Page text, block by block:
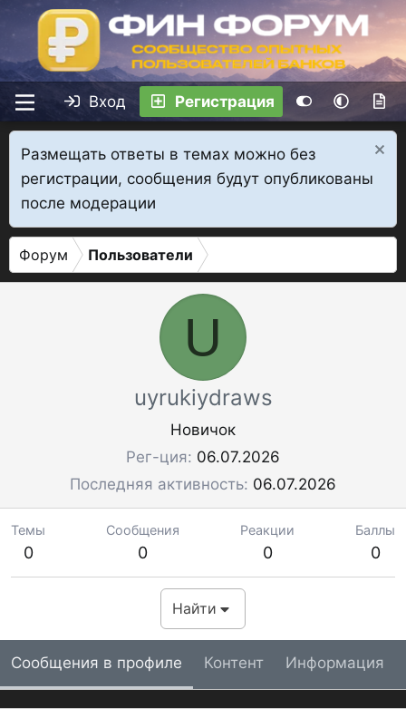
Вход Регистрация
Размещать ответы в темах можно без
регистрации, сообщения будут опубликованы
после модерации
Форум Пользователи
U
uyrukiydraws
Новичок
Рег-ция 06.07.2026
Последняя активность 06.07.2026
Темы
0
Сообщения
0
Реакции
0
Баллы
0
Найти
Сообщения в профиле Контент Информация